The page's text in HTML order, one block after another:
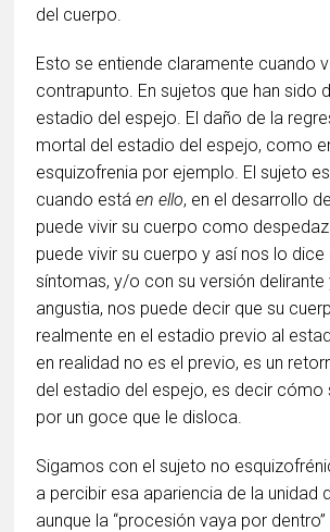
del cuerpo.
Esto se entiende claramente cuando
contrapunto. En sujetos que han sido
estadio del espejo. El daño de la
mortal del estadio del espejo, como
esquizofrenia por ejemplo. El sujeto
cuando estáen ello, en el desarrollo
puede vivir su cuerpo como
puede vivir su cuerpo y así nos lo dice
síntomas, y/o con su versión delirante
angustia, nos puede decir que su
realmente en el estadio previo al
en realidad no es el previo, es un
del estadio del espejo, es decir cómo
por un goce que le disloca.
Sigamos con el sujeto no
a percibir esa apariencia de la unidad
aunque la “procesión vaya por